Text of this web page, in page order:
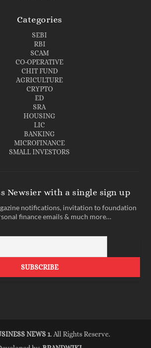
Categories
SEBI
RBI
SCAM
CO-OPERATIVE
CHIT FUND
AGRICULTURE
CRYPTO
ED
SRA
HOUSING
LIC
BANKING
MICROFINANCE
SMALL INVESTORS
Newsier with a single sign up
notifications, invitation to foundation
finance emails & much more…
NEWS 1. All Rights Reserve.